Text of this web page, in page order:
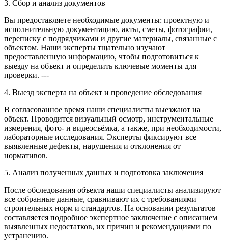
3. Сбор и анализ документов
Вы предоставляете необходимые документы: проектную и
исполнительную документацию, акты, сметы, фотографии,
переписку с подрядчиками и другие материалы, связанные с
объектом. Наши эксперты тщательно изучают
предоставленную информацию, чтобы подготовиться к
выезду на объект и определить ключевые моменты для
проверки. ---
4. Выезд эксперта на объект и проведение обследования
В согласованное время наши специалисты выезжают на
объект. Проводится визуальный осмотр, инструментальные
измерения, фото- и видеосъёмка, а также, при необходимости,
лабораторные исследования. Эксперты фиксируют все
выявленные дефекты, нарушения и отклонения от
нормативов.
5. Анализ полученных данных и подготовка заключения
После обследования объекта наши специалисты анализируют
все собранные данные, сравнивают их с требованиями
строительных норм и стандартов. На основании результатов
составляется подробное экспертное заключение с описанием
выявленных недостатков, их причин и рекомендациями по
устранению.